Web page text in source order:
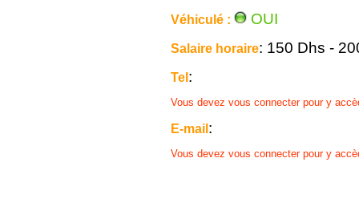
Véhiculé : OUI
Salaire horaire: 150 Dhs -
Tel:
Vous devez vous connecter pour y
E-mail:
Vous devez vous connecter pour y